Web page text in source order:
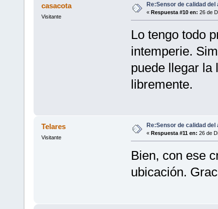
casacota
Visitante
Re:Sensor de calidad del
« Respuesta #10 en: 26 de
Lo tengo todo
intemperie.
puede llegar la
libremente.
Telares
Visitante
Re:Sensor de calidad del
« Respuesta #11 en: 26 de
Bien, con ese
ubicación.